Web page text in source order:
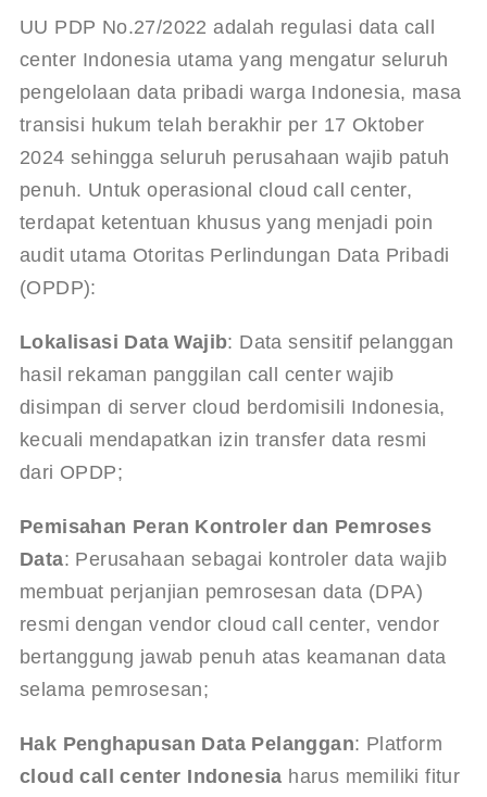
UU PDP No.27/2022 adalah regulasi data call
center Indonesia utama yang mengatur seluruh
pengelolaan data pribadi warga Indonesia, masa
transisi hukum telah berakhir per 17 Oktober
2024 sehingga seluruh perusahaan wajib patuh
penuh. Untuk operasional cloud call center,
terdapat ketentuan khusus yang menjadi poin
audit utama Otoritas Perlindungan Data Pribadi
(OPDP):
Lokalisasi Data Wajib: Data sensitif pelanggan
hasil rekaman panggilan call center wajib
disimpan di server cloud berdomisili Indonesia,
kecuali mendapatkan izin transfer data resmi
dari OPDP;
Pemisahan Peran Kontroler dan Pemroses
Data: Perusahaan sebagai kontroler data wajib
membuat perjanjian pemrosesan data (DPA)
resmi dengan vendor cloud call center, vendor
bertanggung jawab penuh atas keamanan data
selama pemrosesan;
Hak Penghapusan Data Pelanggan: Platform
cloud call center Indonesia harus memiliki fitur